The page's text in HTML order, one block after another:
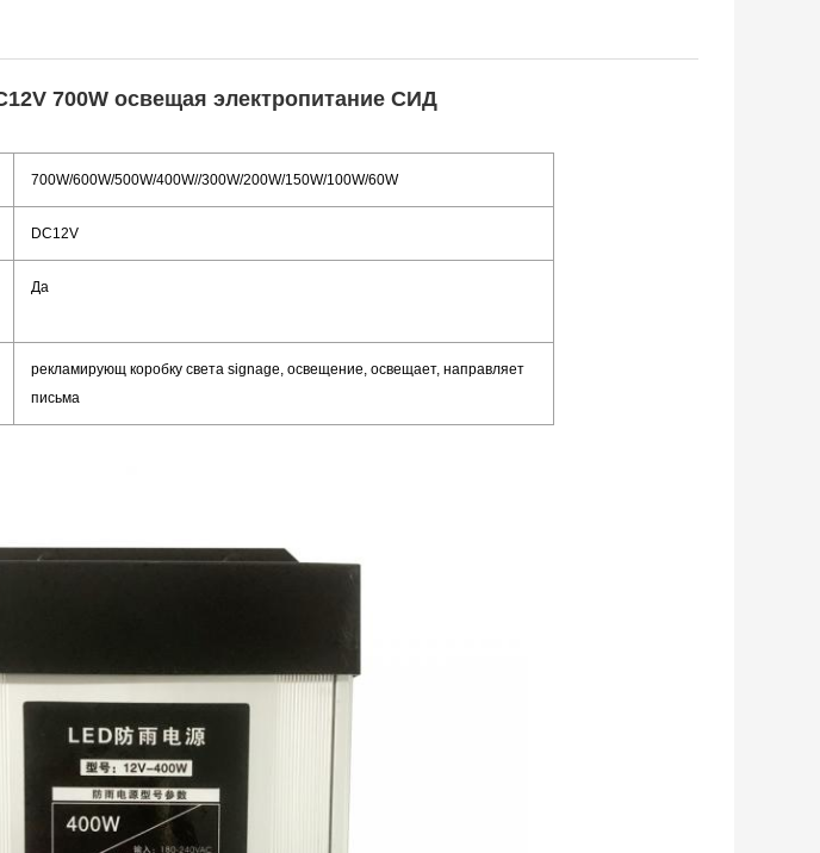
700W освещая электропитание СИД
700W/600W/500W/400W//300W/200W/150W/100W/60W
DC12V
Да
рекламирующ коробку света signage, освещение, освещает, направляет
письма